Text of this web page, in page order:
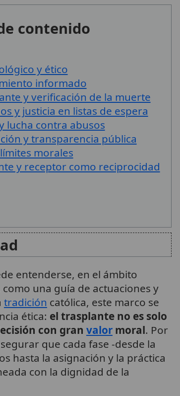
contenido
y ético
informado
y verificación de la muerte
y justicia en listas de espera
lucha contra abusos
y transparencia pública
morales
y receptor como reciprocidad
entenderse, en el ámbito
una guía de actuaciones y
tradición católica, este marco se
ética: el trasplante no es solo
con gran valormoral. Por
que cada fase -desde la
hasta la asignación y la práctica
con la dignidad de la